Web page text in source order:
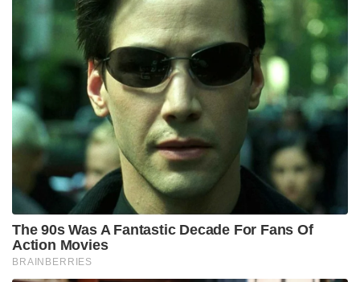
The 90s Was A Fantastic Decade For Fans Of
Action Movies
BRAINBERRIES